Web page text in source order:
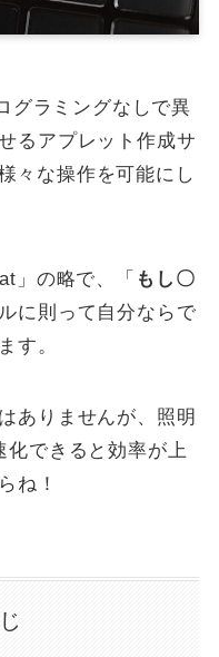
グラミングなしで異
るアプレット作成サ
々な操作を可能にし
」の略で、「 もし〇
に則って自分ならで
す。
ありませんが、照明
化できると効率が上
ね！